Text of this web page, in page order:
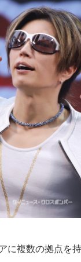
に複数の拠点を